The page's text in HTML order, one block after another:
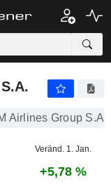
Airlines Group S.A.
Veränd. 1. Jan.
+5,78 %